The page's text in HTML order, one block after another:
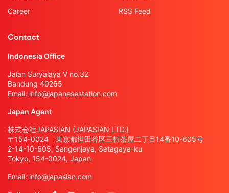
Career
RSS Feed
Contact
Indonesia Office
Jalan Suryalaya V no.32
Bandung 40265
Email: info@japanesestation.com
Japan Agent
株式会社JAPASIAN (JAPASIAN LTD.)
〒154-0024 東京都世田谷区三軒茶屋二丁目14番10-605号
2-14-10-605, Sangenjaya, Setagaya-ku
Tokyo, 154-0024, Japan
Email: info@japasian.com